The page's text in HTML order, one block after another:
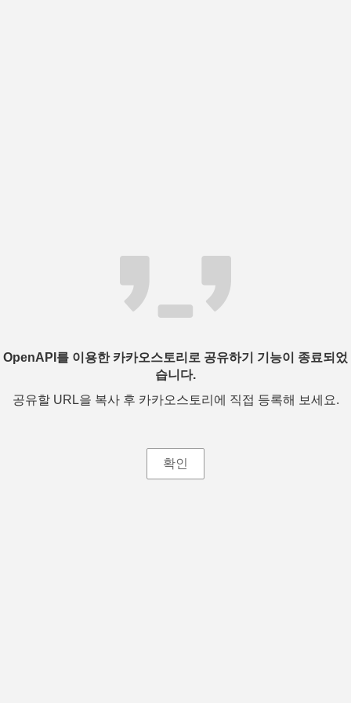
OpenAPI를 이용한 카카오스토리로 공유하기 기능이 종료되었
습니다.
공유할 URL을 복사 후 카카오스토리에 직접 등록해 보세요.
확인